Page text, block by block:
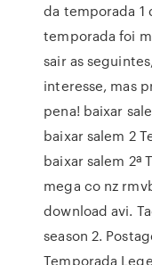
da temporada 1
temporada foi
sair as
interesse, mas
pena! baixar
baixar salem 2
baixar salem 2ª
mega co nz
download avi.
season 2.
Temporada